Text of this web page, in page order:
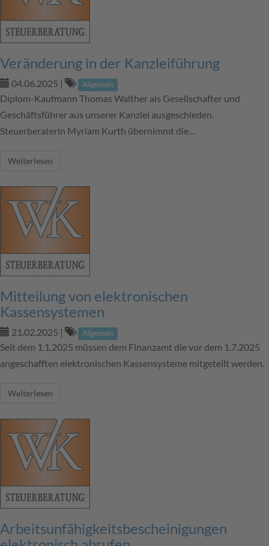
Veränderung in der Kanzleiführung
04.06.2025 | Allgemein
Diplom-Kaufmann Thomas Walther als Gesellschafter und
Geschäftsführer aus unserer Kanzlei ausgeschieden.
Steuerberaterin Myriam Kurth übernimmt die…
Weiterlesen
Mitteilung von elektronischen
Kassensystemen
21.02.2025 | Allgemein
Seit dem 1.1.2025 müssen dem Finanzamt die vor dem 1.7.2025
angeschafften elektronischen Kassensysteme mitgeteilt werden.
Weiterlesen
Arbeitsunfähigkeitsbescheinigungen